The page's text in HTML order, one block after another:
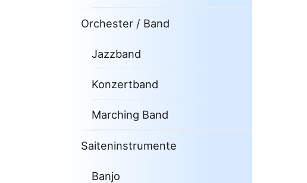
Orchester / Band
Jazzband
Konzertband
Marching Band
Saiteninstrumente
Banjo